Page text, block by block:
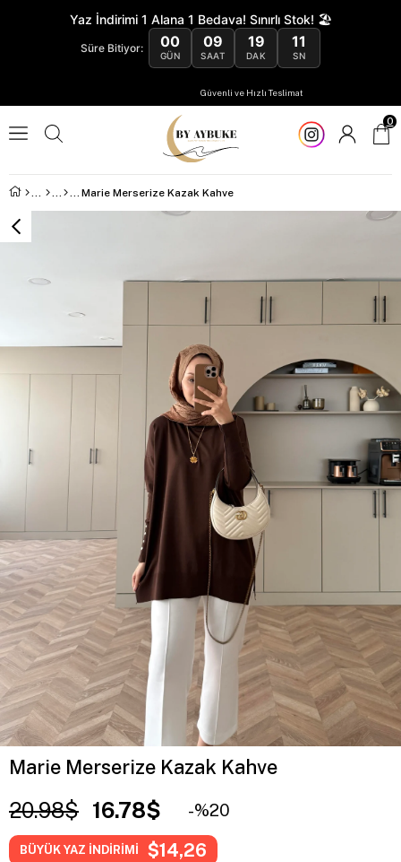
Yaz İndirimi 1 Alana 1 Bedava! Sınırlı Stok! 🏖️
Süre Bitiyor: 00
GÜN
09
SAAT
19
DAK
10
SN
Güvenli ve Hızlı Teslimat
0
Marie Merserize Kazak Kahve
Marie Merserize Kazak Kahve
20.98$ 16.78$ 20
BÜYÜK YAZ İNDİRİMİ $14,26